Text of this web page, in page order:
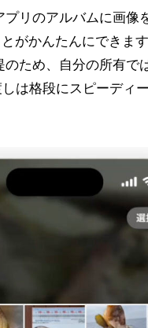
リのアルバムに画像
がかんたんにできま
ため、自分の所有で
は格段にスピーディ